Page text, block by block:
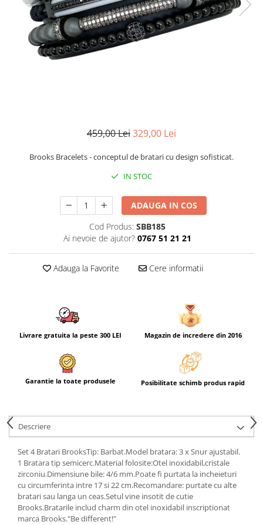
CERCEI
CEASURI DAMA
459,00 Lei329,00 Lei
Brooks Bracelets - conceptul de bratari cu design sofisticat.
IN STOC
ADAUGA IN COS
Cod Produs: SBB185
Ai nevoie de ajutor? 0767 51 21 21
Adauga la Favorite Cere informatii
Livrare gratuita la peste 300 LEI Magazin de incredere din 2016
Garantie la toate produsele Posibilitate schimb produs rapid
Descriere
Set 4 Bratari BrooksTip: Barbat.Model bratara: 3 x Snur ajustabil.
1 Bratara tip semicerc.Material folosite:Otel inoxidabil,cristale
zirconiu.Dimensiune bile: 4/6 mm.Poate fi purtata la incheieturi
cu circumferinta intre 17 si 22 cm.Recomandare: purtate cu alte
bratari sau langa un ceas.Setul vine insotit de cutie
Brooks.Bratarile includ charm din otel inoxidabil inscriptionat
marca Brooks."Be different!"